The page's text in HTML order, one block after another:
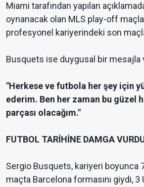
Miami tarafından yapılan
oynanacak olan MLS play-off
profesyonel kariyerindeki son
Busquets ise duygusal bir mesajla
"Herkese ve futbola her şey için
ederim. Ben her zaman bu güzel
parçası olacağım."
FUTBOL TARİHİNE DAMGA
Sergio Busquets, kariyeri boyunca
maçta Barcelona formasını giydi, 3